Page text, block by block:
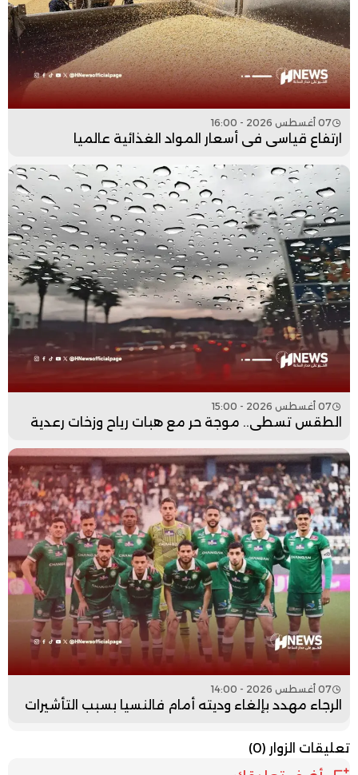
07 أغسطس 2026 - 16:00
ارتفاع قياسي في أسعار المواد الغذائية عالميا
07 أغسطس 2026 - 15:00
الطقس تسطى.. موجة حر مع هبات رياح وزخات رعدية
07 أغسطس 2026 - 14:00
الرجاء مهدد بإلغاء وديته أمام فالنسيا بسبب التأشيرات
تعليقات الزوار (0)